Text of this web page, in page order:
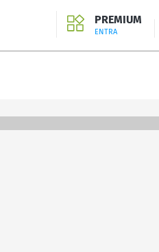
PREMIUM
ENTRA